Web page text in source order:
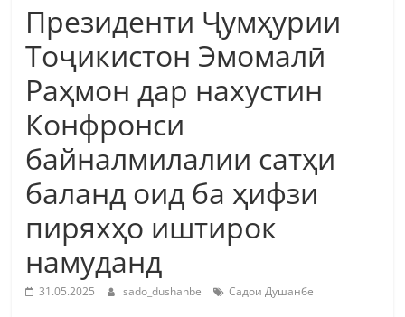
Президенти Ҷумҳурии
Тоҷикистон Эмомалӣ
Раҳмон дар нахустин
Конфронси
байналмилалии сатҳи
баланд оид ба ҳифзи
пиряхҳо иштирок
намуданд
31.05.2025 sado_dushanbe Садои Душанбе